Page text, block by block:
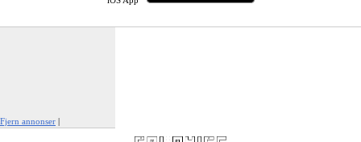
Fjern annonser |